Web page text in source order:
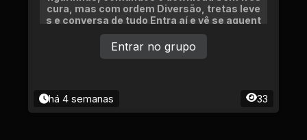
cura, mas com ordem Diversão, tretas leve
s e conversa de tudo Entra aí e vê se aguent
a o BO!
há 4 semanas 33
Entrar no grupo